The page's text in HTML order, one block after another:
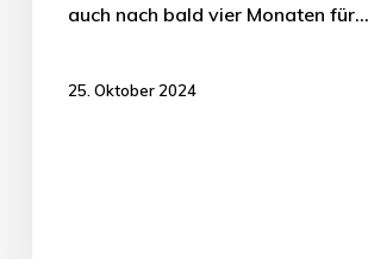
auch nach bald vier Monaten für…
25. Oktober 2024